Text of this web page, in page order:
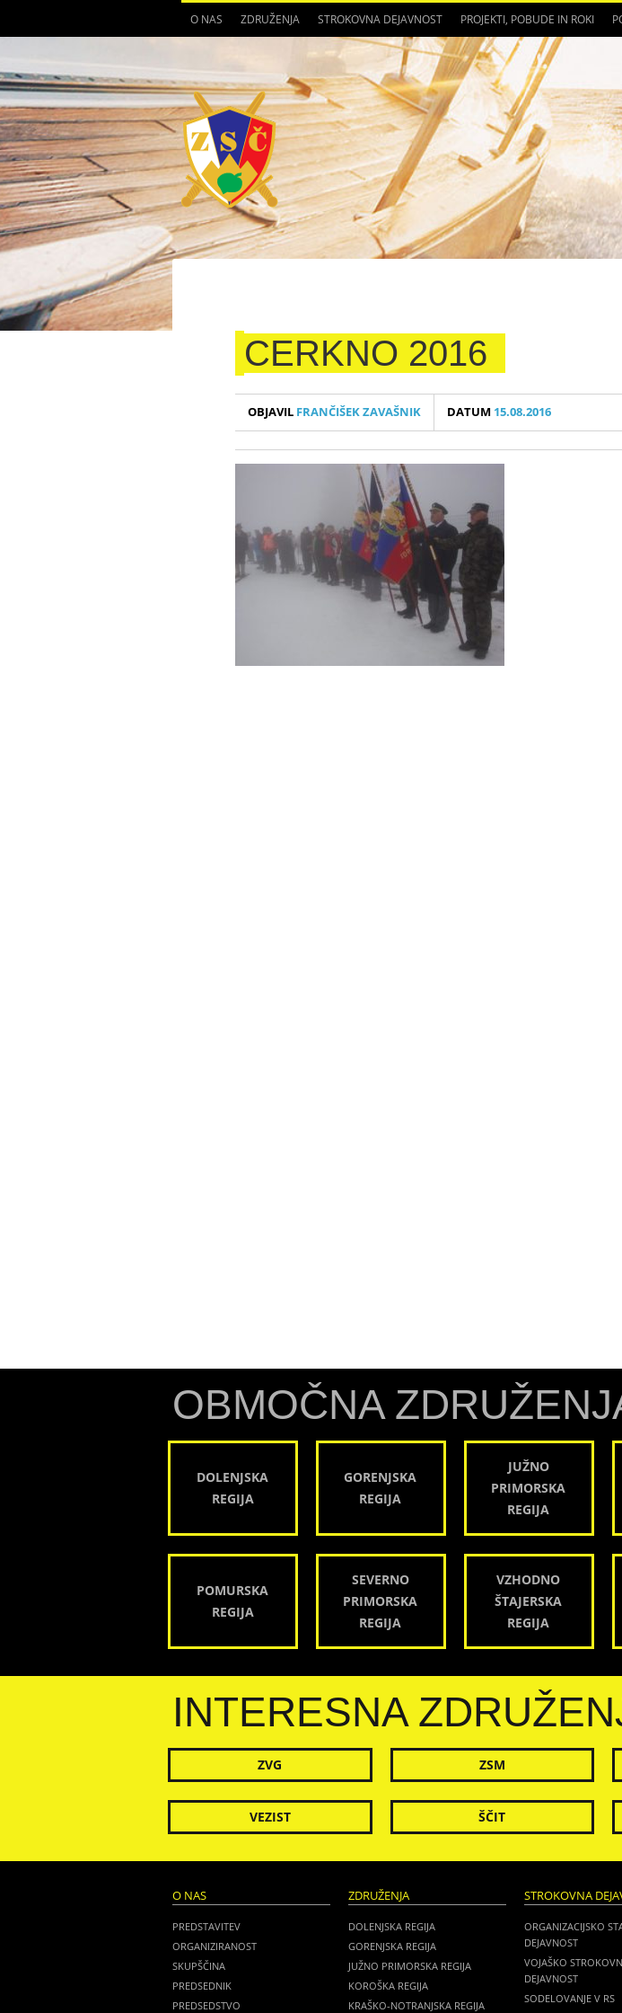
O NAS ZDRUŽENJA STROKOVNA DEJAVNOST PROJEKTI, POBUDE IN ROKI
CERKNO 2016
OBJAVIL FRANČIŠEK ZAVAŠNIK DATUM 15.08.2016
OBMOČNA
DOLENJSKA
REGIJA
GORENJSKA
REGIJA
JUŽNO
PRIMORSKA
REGIJA
POMURSKA
REGIJA
SEVERNO
PRIMORSKA
REGIJA
VZHODNO
ŠTAJERSKA
REGIJA
INTERESNA
ZVG ZSM
VEZIST ŠČIT
O NAS
PREDSTAVITEV
ORGANIZIRANOST
SKUPŠČINA
PREDSEDNIK
PREDSEDSTVO
ZDRUŽENJA
DOLENJSKA REGIJA
GORENJSKA REGIJA
JUŽNO PRIMORSKA REGIJA
KOROŠKA REGIJA
KRAŠKO-NOTRANJSKA REGIJA
STROKOVNA
ORGANIZACIJSKO
DEJAVNOST
VOJAŠKO
DEJAVNOST
SODELOVANJE V RS